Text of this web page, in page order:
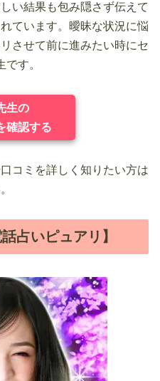
い結果も包み隠さず伝えて
ています。曖昧な状況に悩
させて前に進みたい時にセ
す。
生の
確認する
コミを詳しく知りたい方は
占いピュアリ】